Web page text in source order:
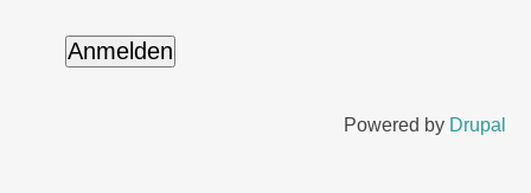
Powered by Drupal